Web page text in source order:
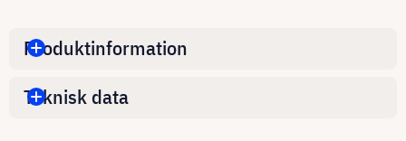
Produktinformation
Teknisk data